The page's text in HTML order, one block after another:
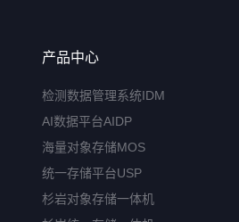
产品中心
检测数据管理系统IDM
AI数据平台AIDP
海量对象存储MOS
统一存储平台USP
杉岩对象存储一体机